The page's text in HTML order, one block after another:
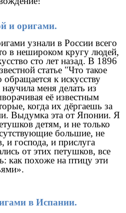
и оригами.
узнали в России всего
в нешироком кругу людей,
сто лет назад. В 1896
статье "Что такое
к искусству
меня делать из
её известным
когда их дёргаешь за
Выдумка эта от Японии. Я
детям, и не только
большие, не
и господа, и прислуга
от этих петушков, все
как похоже на птицу эти
в Испании.